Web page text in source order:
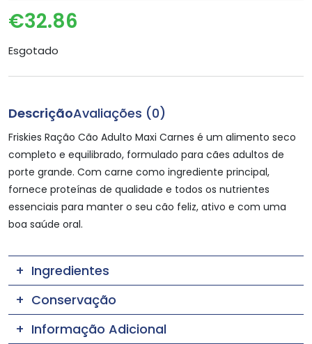
€32.86
Esgotado
DescriçãoAvaliações (0)
Friskies Ração Cão Adulto Maxi Carnes é um alimento seco
completo e equilibrado, formulado para cães adultos de
porte grande. Com carne como ingrediente principal,
fornece proteínas de qualidade e todos os nutrientes
essenciais para manter o seu cão feliz, ativo e com uma
boa saúde oral.
Ingredientes
Conservação
Informação Adicional